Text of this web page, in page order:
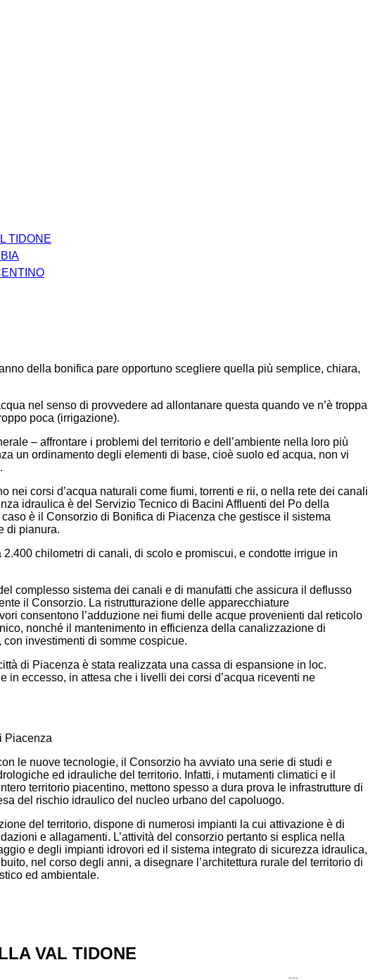
TIDONE
della bonifica pare opportuno scegliere quella più semplice, chiara,
nel senso di provvedere ad allontanare questa quando ve n’è troppa
poca (irrigazione).
– affrontare i problemi del territorio e dell’ambiente nella loro più
un ordinamento degli elementi di base, cioè suolo ed acqua, non vi
nei corsi d’acqua naturali come fiumi, torrenti e rii, o nella rete dei canali
idraulica è del Servizio Tecnico di Bacini Affluenti del Po della
è il Consorzio di Bonifica di Piacenza che gestisce il sistema
di pianura.
chilometri di canali, di scolo e promiscui, e condotte irrigue in
complesso sistema dei canali e di manufatti che assicura il deflusso
il Consorzio. La ristrutturazione delle apparecchiature
consentono l’adduzione nei fiumi delle acque provenienti dal reticolo
nonché il mantenimento in efficienza della canalizzazione di
investimenti di somme cospicue.
di Piacenza è stata realizzata una cassa di espansione in loc.
in eccesso, in attesa che i livelli dei corsi d’acqua riceventi ne
Piacenza
le nuove tecnologie, il Consorzio ha avviato una serie di studi e
ed idrauliche del territorio. Infatti, i mutamenti climatici e il
territorio piacentino, mettono spesso a dura prova le infrastrutture di
del rischio idraulico del nucleo urbano del capoluogo.
del territorio, dispone di numerosi impianti la cui attivazione è di
e allagamenti. L’attività del consorzio pertanto si esplica nella
e degli impianti idrovori ed il sistema integrato di sicurezza idraulica,
nel corso degli anni, a disegnare l’architettura rurale del territorio di
ed ambientale.
VAL TIDONE